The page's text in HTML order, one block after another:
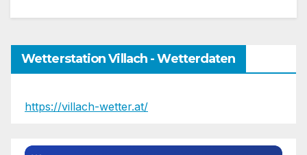
Wetterstation Villach - Wetterdaten
https://villach-wetter.at/